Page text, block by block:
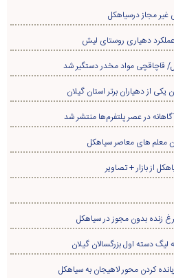
دهیاری روستای لیش
از دهیاران برتر استان گیلان
در عصر پلتفرم‌ها منتشر شد
معلم های معاصر سیاهکل
از بازار + تصاویر
دسته اول بزرگسالان گیلان
کردن محور لاهیجان به سیاهکل